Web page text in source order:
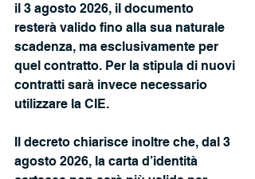
il 3 agosto 2026, il documento
resterà valido fino alla sua naturale
scadenza, ma esclusivamente per
quel contratto. Per la stipula di nuovi
contratti sarà invece necessario
utilizzare la CIE.
Il decreto chiarisce inoltre che, dal 3
agosto 2026, la carta d’identità